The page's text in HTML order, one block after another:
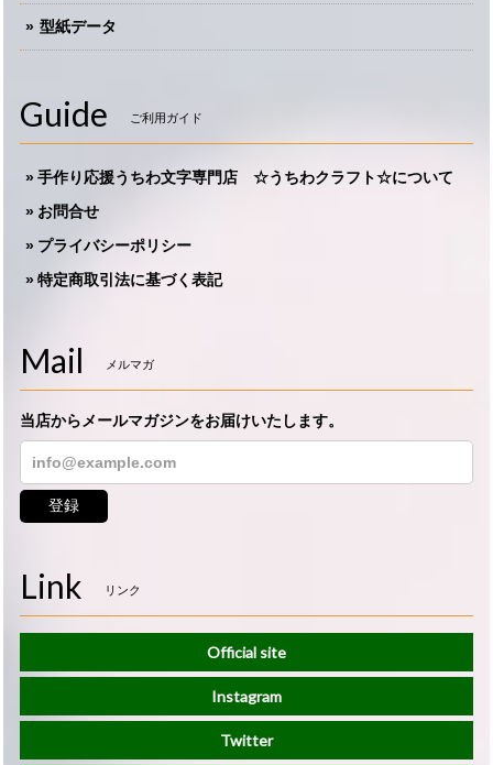
型紙データ
Guide ご利用ガイド
手作り応援うちわ文字専門店 ☆うちわクラフト☆について
お問合せ
プライバシーポリシー
特定商取引法に基づく表記
Mail メルマガ
当店からメールマガジンをお届けいたします。
登録
Link リンク
Official site
Instagram
Twitter